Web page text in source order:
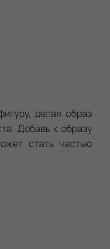
делая образ
Добавь к образу
стать частью